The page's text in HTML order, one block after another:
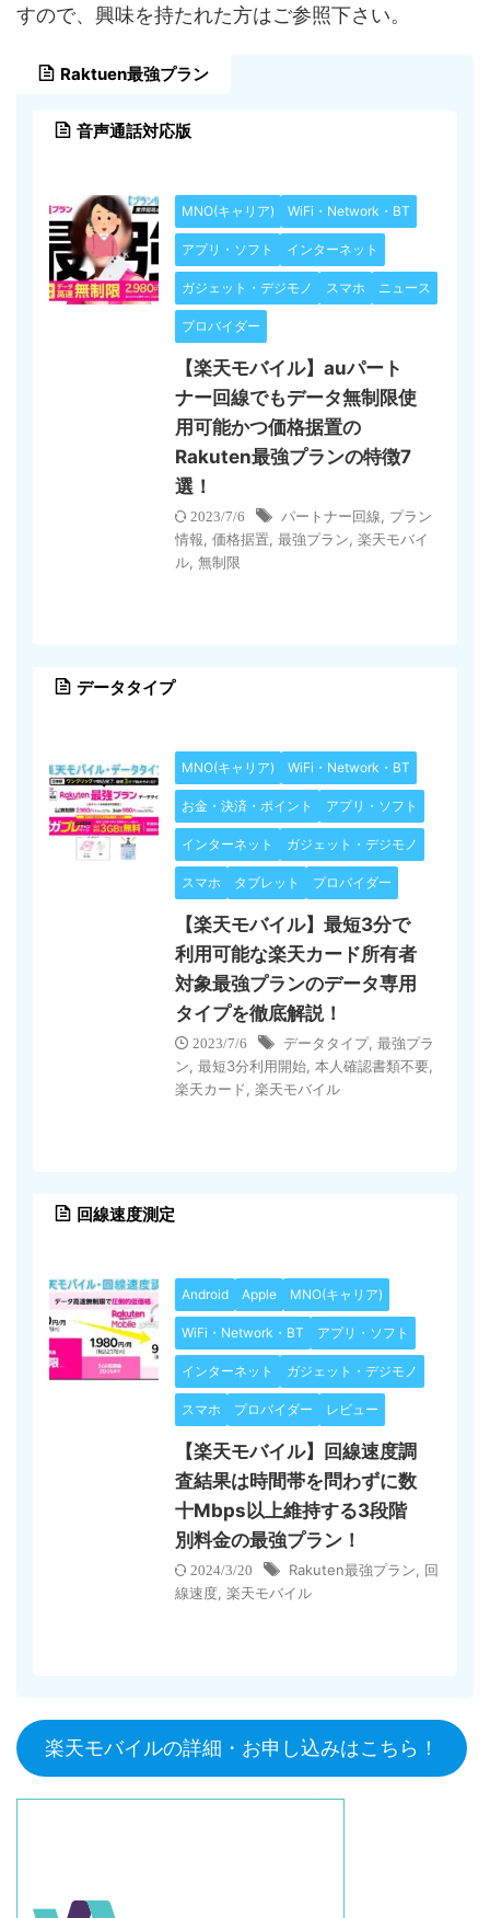
すので、興味を持たれた方はご参照下さい。
Raktuen最強プラン
音声通話対応版
MNO(キャリア) WiFi・Network・BT
アプリ・ソフト インターネット
ガジェット・デジモノ スマホ ニュース
プロバイダー
【楽天モバイル】auパート
ナー回線でもデータ無制限使
用可能かつ価格据置の
Rakuten最強プランの特徴7
選！
2023/7/6 パートナー回線
プラン
情報 価格据置 最強プラン 楽天モバイ
ル 無制限
データタイプ
MNO(キャリア) WiFi・Network・BT
お金・決済・ポイント アプリ・ソフト
インターネット ガジェット・デジモノ
スマホ タブレット プロバイダー
【楽天モバイル】最短3分で
利用可能な楽天カード所有者
対象最強プランのデータ専用
タイプを徹底解説！
2023/7/6 データタイプ, 最強プラ
ン 最短3分利用開始 本人確認書類不要
楽天カード
楽天モバイル
回線速度測定
Android Apple MNO(キャリア)
WiFi・Network・BT アプリ・ソフト
インターネット ガジェット・デジモノ
スマホ プロバイダー レビュー
【楽天モバイル】回線速度調
査結果は時間帯を問わずに数
十Mbps以上維持する3段階
別料金の最強プラン！
2024/3/20 Rakuten最強プラン
回
線速度 楽天モバイル
楽天モバイルの詳細・お申し込みはこちら！